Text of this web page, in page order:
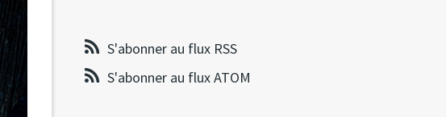
S'abonner au flux RSS
S'abonner au flux ATOM